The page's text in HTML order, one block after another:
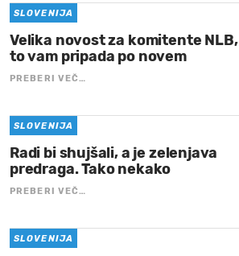
SLOVENIJA
Velika novost za komitente NLB,
to vam pripada po novem
PREBERI VEČ…
SLOVENIJA
Radi bi shujšali, a je zelenjava
predraga. Tako nekako
PREBERI VEČ…
SLOVENIJA